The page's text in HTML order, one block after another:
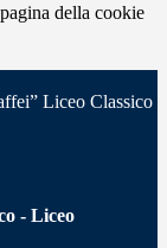
della cookie
Liceo Classico
- Liceo